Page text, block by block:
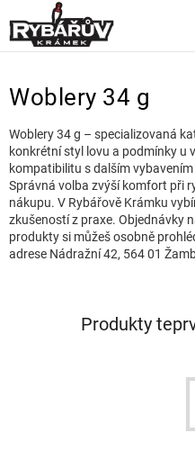
na
obsah
Woblery 34 g
Woblery 34 g – specializovaná
konkrétní styl lovu a podmínky u
kompatibilitu s dalším
Správná volba zvýší komfort při
nákupu. V Rybářově Krámku
zkušeností z praxe. Objednávky
produkty si můžeš osobně
adrese Nádražní 42, 564 01
Produkty